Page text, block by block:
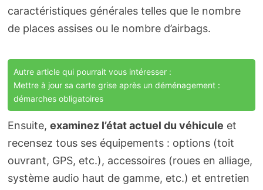
caractéristiques générales telles que le nombre
de places assises ou le nombre d’airbags.
Autre article qui pourrait vous intéresser :
Mettre à jour sa carte grise après un déménagement :
démarches obligatoires
Ensuite, examinez l’état actuel du véhicule et
recensez tous ses équipements : options (toit
ouvrant, GPS, etc.), accessoires (roues en alliage,
système audio haut de gamme, etc.) et entretien